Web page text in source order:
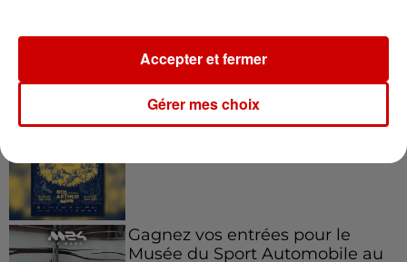
Gagnez vos places pour le
Festival du Roi Arthur 2026 !
Gagnez vos entrées pour le
Musée du Sport Automobile au
Gérer mes choix
Accepter et fermer